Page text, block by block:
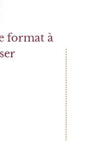
format à